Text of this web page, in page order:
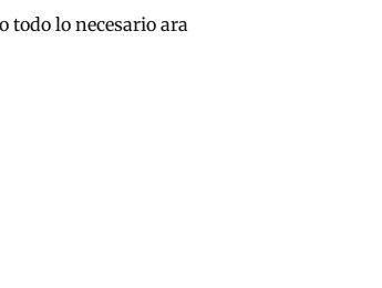
todo lo necesario ara